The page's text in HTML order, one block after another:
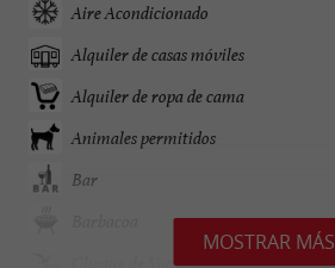
Aire Acondicionado
Alquiler de casas móviles
Alquiler de ropa de cama
Animales permitidos
Bar
Cheque de Vacaciones
MOSTRAR MÁS